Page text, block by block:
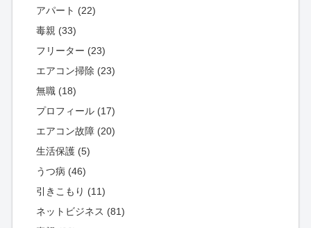
アパート (22)
毒親 (33)
フリーター (23)
エアコン掃除 (23)
無職 (18)
プロフィール (17)
エアコン故障 (20)
生活保護 (5)
うつ病 (46)
引きこもり (11)
ネットビジネス (81)